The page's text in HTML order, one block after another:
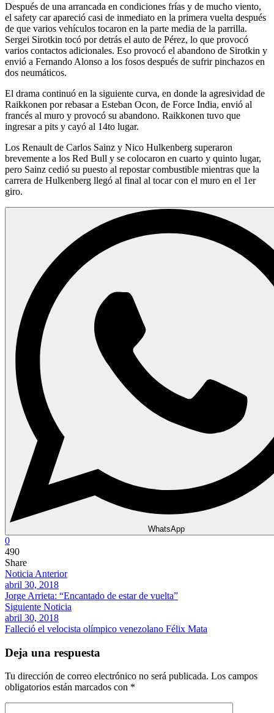
Después de una arrancada en condiciones frías y de mucho viento,
el safety car apareció casi de inmediato en la primera vuelta después
de que varios vehículos tocaron en la parte media de la parrilla.
Sergei Sirotkin tocó por detrás el auto de Pérez, lo que provocó
varios contactos adicionales. Eso provocó el abandono de Sirotkin y
envió a Fernando Alonso a los fosos después de sufrir pinchazos en
dos neumáticos.
El drama continuó en la siguiente curva, en donde la agresividad de
Raikkonen por rebasar a Esteban Ocon, de Force India, envió al
francés al muro y provocó su abandono. Raikkonen tuvo que
ingresar a pits y cayó al 14to lugar.
Los Renault de Carlos Sainz y Nico Hulkenberg superaron
brevemente a los Red Bull y se colocaron en cuarto y quinto lugar,
pero Sainz cedió su puesto al repostar combustible mientras que la
carrera de Hulkenberg llegó al final al tocar con el muro en el 1er
giro.
WhatsApp
0
490
Share
Noticia Anterior
abril 30, 2018
Jorge Arrieta: “Encantado de estar de vuelta”
Siguiente Noticia
abril 30, 2018
Falleció el velocista olímpico venezolano Félix Mata
Deja una respuesta
Tu dirección de correo electrónico no será publicada. Los campos
obligatorios están marcados con *